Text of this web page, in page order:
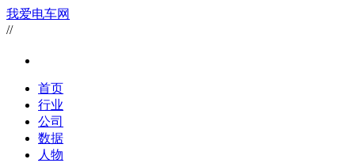
我爱电车网
//
首页
行业
公司
数据
人物